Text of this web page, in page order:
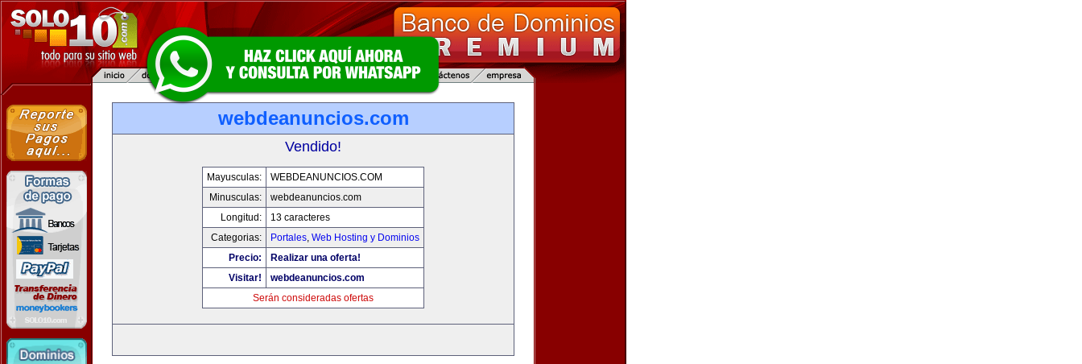
webdeanuncios.com
Vendido!
Mayusculas:
WEBDEANUNCIOS.COM
Minusculas:
webdeanuncios.com
Longitud:
13 caracteres
Categorias:
Portales, Web Hosting y Dominios
Precio:
Realizar una oferta!
Visitar!
webdeanuncios.com
Serán consideradas ofertas